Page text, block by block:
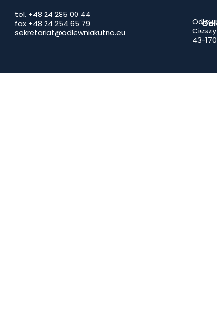
tel. +48 24 285 00 44
fax +48 24 254 65 79
sekretariat@odlewniakutno.eu
43-